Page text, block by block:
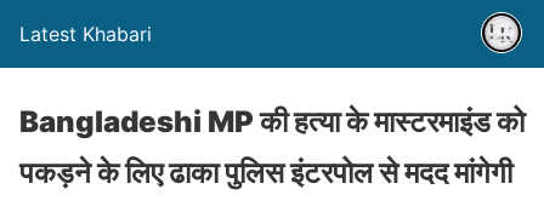
Latest Khabari
Bangladeshi MP की हत्या के मास्टरमाइंड को
पकड़ने के लिए ढाका पुलिस इंटरपोल से मदद मांगेगी